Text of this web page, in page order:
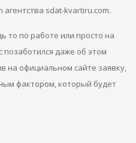
агентства sdat-kvartiru.com.
то по работе или просто на
даже об этом
на официальном сайте заявку,
фактором, который будет